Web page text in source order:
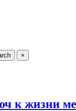
×
к жизни